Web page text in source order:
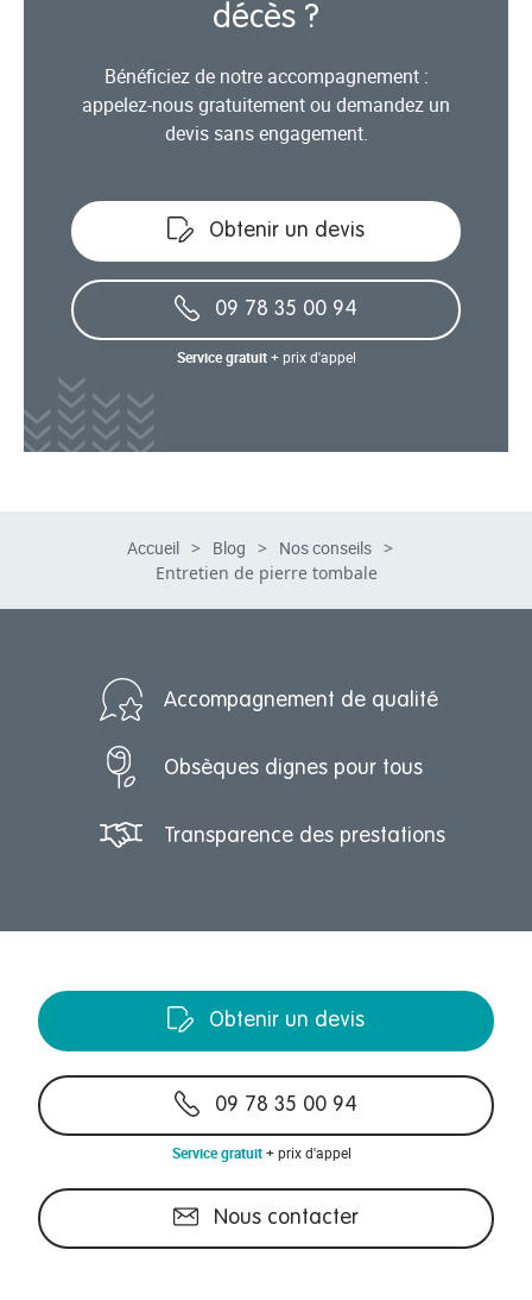
décès ?
Bénéficiez de notre accompagnement :
appelez-nous gratuitement ou demandez un
devis sans engagement.
Obtenir un devis
09 78 35 00 94
Service gratuit+ prix d'appel
Accueil > Blog > Nos conseils >
Entretien de pierre tombale
Accompagnement de qualité
Obsèques dignes pour tous
Transparence des prestations
Obtenir un devis
09 78 35 00 94
Service gratuit+ prix d'appel
Nous contacter